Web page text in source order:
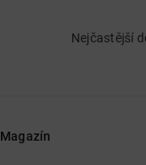
Nejčastější
Magazín